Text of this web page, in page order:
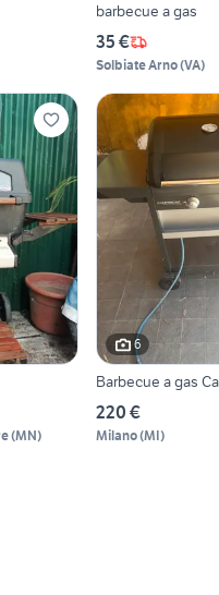
barbecue a gas
35 €
Solbiate Arno(VA)
(MN)
6
Barbecue a gas
220 €
Milano(MI)